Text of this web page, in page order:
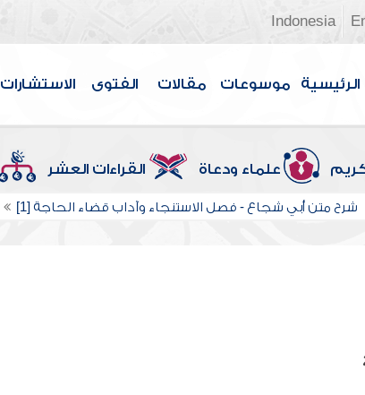
Indonesia
الرئيسية موسوعات مقالات الفتوى الاستشارات
علماء ودعاة القراءات العشر
شرح متن أبي شجاع - فصل الاستنجاء وآداب قضاء الحاجة [1]